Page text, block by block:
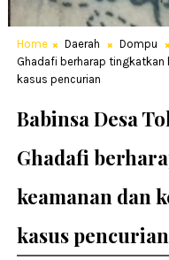
Home Daerah Dompu
Ghadafi berharap tingkatkan
kasus pencurian
Babinsa Desa
Ghadafi
keamanan dan
kasus pencurian